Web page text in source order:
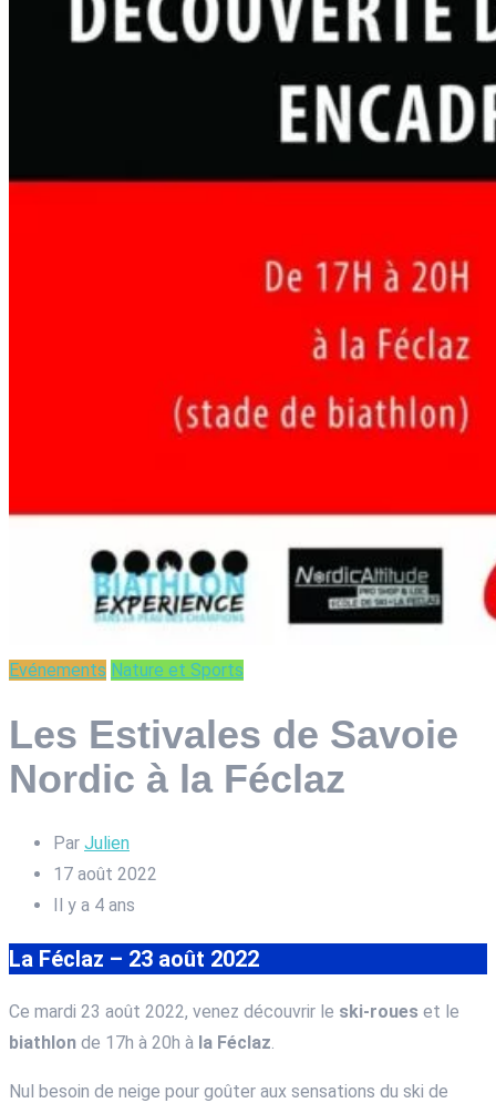
Evénements Nature et Sports
Les Estivales de Savoie
Nordic à la Féclaz
Par Julien
17 août 2022
Il y a 4 ans
La Féclaz – 23 août 2022
Ce mardi 23 août 2022, venez découvrir le ski-roues et le
biathlon de 17h à 20h à la Féclaz.
Nul besoin de neige pour goûter aux sensations du ski de